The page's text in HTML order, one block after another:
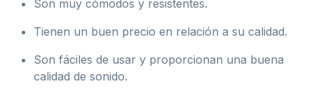
Son muy cómodos y resistentes.
Tienen un buen precio en relación a su calidad.
Son fáciles de usar y proporcionan una buena
calidad de sonido.